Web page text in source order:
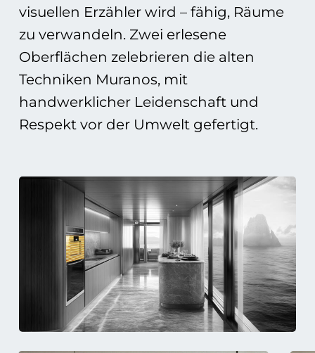
visuellen Erzähler wird – fähig, Räume
zu verwandeln. Zwei erlesene
Oberflächen zelebrieren die alten
Techniken Muranos, mit
handwerklicher Leidenschaft und
Respekt vor der Umwelt gefertigt.